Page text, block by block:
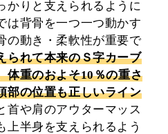
かりと支えられるように
は背骨を一つ一つ動かす
の動き・柔軟性が重要で
られて本来のＳ字カーブ
体重のおよそ10％の重さ
部の位置も正しいライン
首や肩のアウターマッス
上半身を支えられるよう